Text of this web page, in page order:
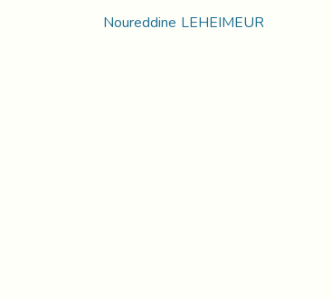
Noureddine LEHEIMEUR